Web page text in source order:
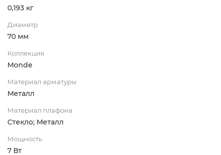
0,193 кг
Диаметр
70 мм
Коллекция
Monde
Материал арматуры
Металл
Материал плафона
Стекло; Металл
Мощность
7 Вт